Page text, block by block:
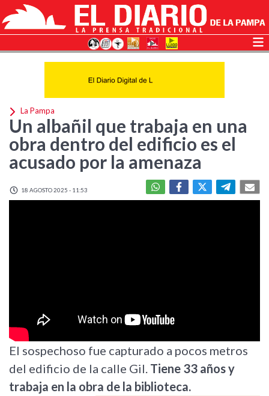
La Pampa
Un albañil que trabaja en una
obra dentro del edificio es el
acusado por la amenaza
18 AGOSTO 2025 - 11:53
El sospechoso fue capturado a pocos metros
del edificio de la calle Gil. Tiene 33 años y
trabaja en la obra de la biblioteca.